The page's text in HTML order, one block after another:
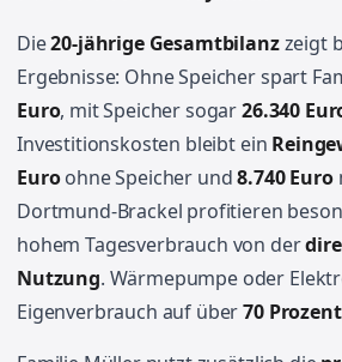
Die20-jährige Gesamtbilanzzeigt
Ergebnisse: Ohne Speicher spart
Euro, mit Speicher sogar26.340
Investitionskosten bleibt ein
Euroohne Speicher und8.740 Euro
Dortmund-Brackel profitieren
hohem Tagesverbrauch von der
Nutzung. Wärmepumpe oder
Eigenverbrauch auf über70 Prozent